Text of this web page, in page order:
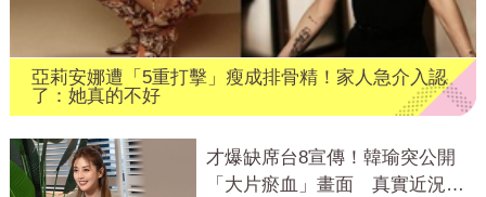
亞莉安娜遭「5重打擊」瘦成排骨精！家人急介入認
了：她真的不好
才爆缺席台8宣傳！韓瑜突公開
「大片瘀血」畫面 真實近況曝